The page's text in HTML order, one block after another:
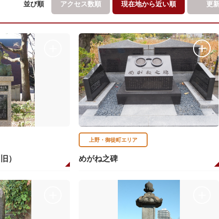
並び順 アクセス数順 現在地から近い順 更
）
上野・御徒町エリア
めがね之碑